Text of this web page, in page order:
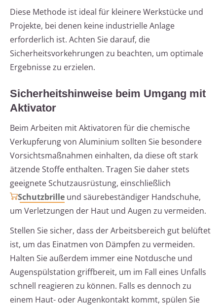
Diese Methode ist ideal für kleinere Werkstücke und
Projekte, bei denen keine industrielle Anlage
erforderlich ist. Achten Sie darauf, die
Sicherheitsvorkehrungen zu beachten, um optimale
Ergebnisse zu erzielen.
Sicherheitshinweise beim Umgang mit
Aktivator
Beim Arbeiten mit Aktivatoren für die chemische
Verkupferung von Aluminium sollten Sie besondere
Vorsichtsmaßnahmen einhalten, da diese oft stark
ätzende Stoffe enthalten. Tragen Sie daher stets
geeignete Schutzausrüstung, einschließlich
Schutzbrille und säurebeständiger Handschuhe,
um Verletzungen der Haut und Augen zu vermeiden.
Stellen Sie sicher, dass der Arbeitsbereich gut belüftet
ist, um das Einatmen von Dämpfen zu vermeiden.
Halten Sie außerdem immer eine Notdusche und
Augenspülstation griffbereit, um im Fall eines Unfalls
schnell reagieren zu können. Falls es dennoch zu
einem Haut- oder Augenkontakt kommt, spülen Sie